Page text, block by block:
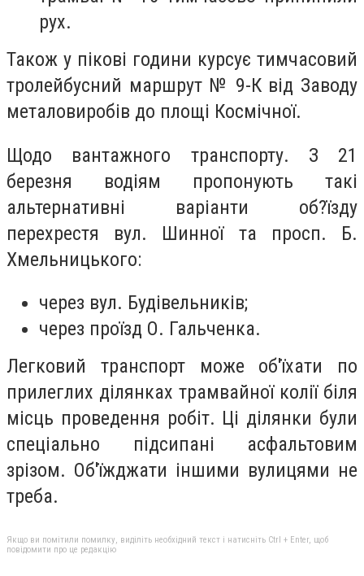
рух.
Також у пікові години курсує тимчасовий
тролейбусний маршрут № 9-К від Заводу
металовиробів до площі Космічної.
Щодо вантажного транспорту. З 21
березня водіям пропонують такі
альтернативні варіанти об?їзду
перехрестя вул. Шинної та просп. Б.
Хмельницького:
через вул. Будівельників;
через проїзд О. Гальченка.
Легковий транспорт може об'їхати по
прилеглих ділянках трамвайної колії біля
місць проведення робіт. Ці ділянки були
спеціально підсипані асфальтовим
зрізом. Об'їжджати іншими вулицями не
треба.
Якщо ви помітили помилку, виділіть необхідний текст і натисніть Ctrl + Enter, щоб
повідомити про це редакцію